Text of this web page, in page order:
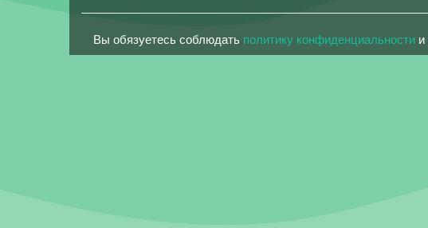
Вы обязуетесь соблюдать политику конфиденциальности и